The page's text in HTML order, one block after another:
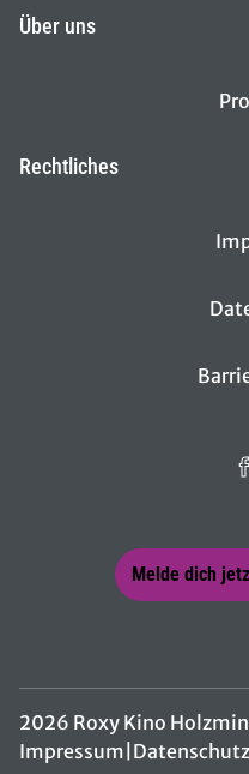
Über uns
Rechtliches
Melde dich
2026 Roxy Kino
Impressum Datenschutz